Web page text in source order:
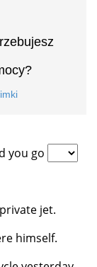
you go
jet.
himself.